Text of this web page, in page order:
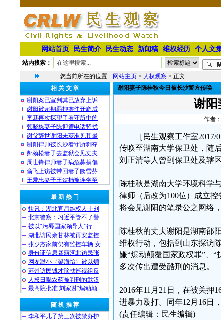
网站首页 民生简介 民生动态 新闻稿 维权经历 个人文
站内搜索：
您当前所在的位置： 网站主页 > 人权观察 > 正文
相 关 文 章
谢阳案已宣判其已放弃上诉
谢阳被超期羁押案件开庭后
李新再次探望了看守所中的
韩晓栋妻子陈迎遭电话骚扰
谢父辞世谢阳未获准见其最
谢阳律师被长沙看守所剥夺
郝劲松妻子去监狱会见丈夫
周世锋律师妻子病危募捐倡
俞飞上访被带回妻子阙雪芬
王爱忠妻子王贺楠被连坐至
最 新 热 门
快讯：湖北宜昌维权人士刘
北京警察：习近平管不了警
被以“污辱国家领导人”行
湖北访民余甘林被再安监控
张少杰家前仍有监控车辆 女
身份证信息暴露河北访民张
网友渺小（梁海怡）被以煽
苏州访民钱才珍找巡视组反
人权日喝农药被判刑的武汉
最高院批准 刘家财“煽动颠
随 机 推 荐
李和平儿子第三次被禁办护
谢阳妻子陈桂秋今日被长沙警方传唤
谢阳
作者
［民生观察工作室
传唤至湖南大学保卫处，随
刘正清等人曾到保卫处及辖
陈桂秋是湖南大学环境科学
律师（后改为100位）成立
将会见谢阳的笔录公之网络
陈桂秋的丈夫谢阳是湖南邵
维权行动，包括到山东探访
嫌“煽动颠覆国家政权罪”、
多次传出遭受酷刑的消息。
2016年11月21日，在被关押
进暴力殴打。同年12月16日
(责任编辑：民生编辑)